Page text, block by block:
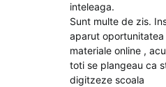
inteleaga.
Sunt multe de zis.
aparut oportunitatea
materiale online ,
toti se plangeau ca
digitzeze scoala